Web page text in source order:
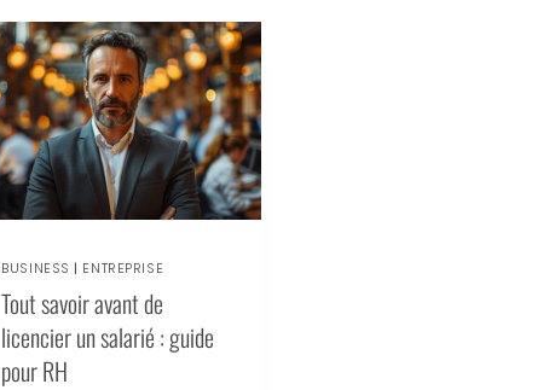
BUSINESS | ENTREPRISE
Tout savoir avant de
licencier un salarié : guide
pour RH